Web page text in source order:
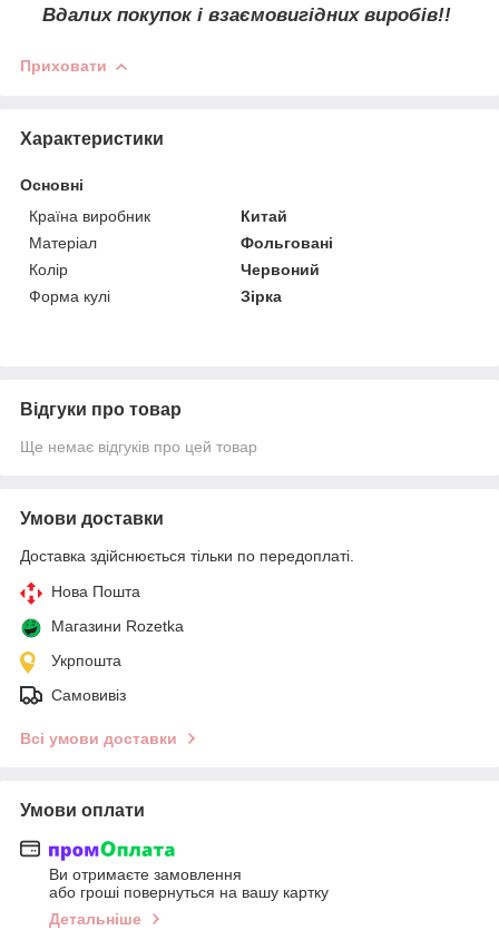
Вдалих покупок і взаємовигідних виробів!!
Приховати
Характеристики
Основні
Країна виробник
Китай
Матеріал
Фольговані
Колір
Червоний
Форма кулі
Зірка
Відгуки про товар
Ще немає відгуків про цей товар
Умови доставки
Доставка здійснюється тільки по передоплаті.
Нова Пошта
Магазини Rozetka
Укрпошта
Самовивіз
Всі умови доставки
Умови оплати
Ви отримаєте замовлення
або гроші повернуться на вашу картку
Детальніше